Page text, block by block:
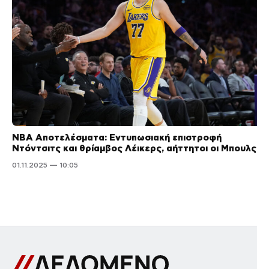
NBA Αποτελέσματα: Εντυπωσιακή επιστροφή
Ντόντσιτς και θρίαμβος Λέικερς, αήττητοι οι Μπουλς
01.11.2025 — 10:05